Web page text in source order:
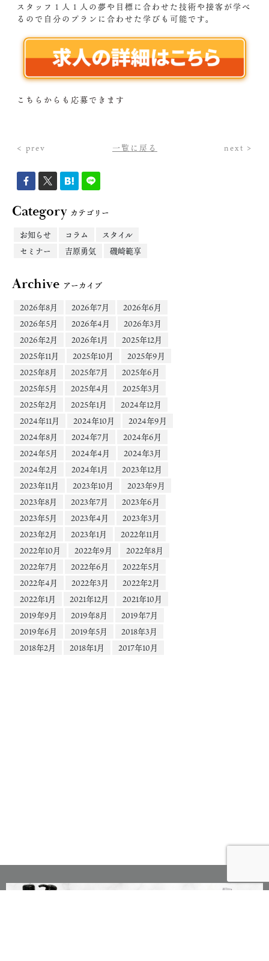
スタッフ１人１人の夢や目標に合わせた技術や接客が学べ
るので自分のプランに合わせた学びも可能です。
こちらからも応募できます
< prev 一覧に戻る next >
Categoryカテゴリー
お知らせ
コラム
スタイル
セミナー
吉原勇気 磯崎範享
Archive アーカイブ
2026年8月
2026年7月
2026年6月
2026年5月
2026年4月
2026年3月
2026年2月
2026年1月
2025年12月
2025年11月
2025年10月
2025年9月
2025年8月
2025年7月
2025年6月
2025年5月
2025年4月
2025年3月
2025年2月
2025年1月
2024年12月
2024年11月
2024年10月
2024年9月
2024年8月
2024年7月
2024年6月
2024年5月
2024年4月
2024年3月
2024年2月
2024年1月
2023年12月
2023年11月
2023年10月
2023年9月
2023年8月
2023年7月
2023年6月
2023年5月
2023年4月
2023年3月
2023年2月
2023年1月
2022年11月
2022年10月
2022年9月
2022年8月
2022年7月
2022年6月
2022年5月
2022年4月
2022年3月
2022年2月
2022年1月
2021年12月
2021年10月
2019年9月
2019年8月
2019年7月
2019年6月
2019年5月
2018年3月
2018年2月
2018年1月 2017年10月